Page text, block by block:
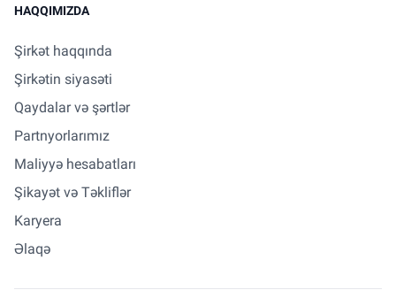
HAQQIMIZDA
Şirkət haqqında
Şirkətin siyasəti
Qaydalar və şərtlər
Partnyorlarımız
Maliyyə hesabatları
Şikayət və Təkliflər
Karyera
Əlaqə